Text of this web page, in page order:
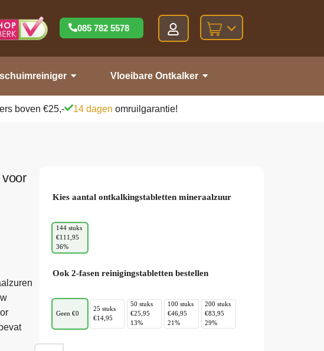
085 782 5578
Vloeibare Ontkalker
boven €25,- 14 dagen omruilgarantie!
Kies aantal ontkalkingstabletten mineraalzuur
144 stuks
€111,95
36%
Ook 2-fasen reinigingstabletten bestellen
Geen €0
25 stuks
€14,95
50 stuks
€25,95
13%
100 stuks
€46,95
21%
200 stuks
€83,95
29%